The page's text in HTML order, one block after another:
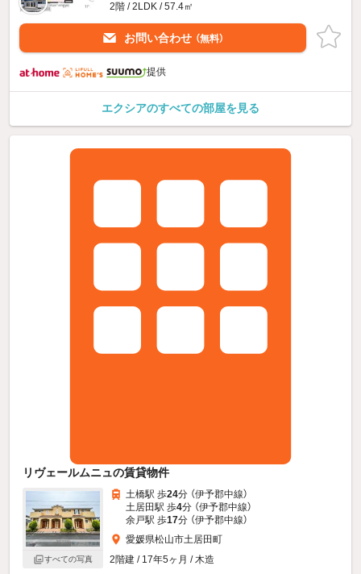
2階 / 2LDK / 57.4㎡
お問い合わせ （無料）
提供
エクシアのすべての部屋を見る
リヴェールムニュの賃貸物件
すべての写真
土橋駅 歩24分 （伊予郡中線）
土居田駅 歩4分 （伊予郡中線）
余戸駅 歩17分 （伊予郡中線）
愛媛県松山市土居田町
2階建 / 17年5ヶ月 / 木造